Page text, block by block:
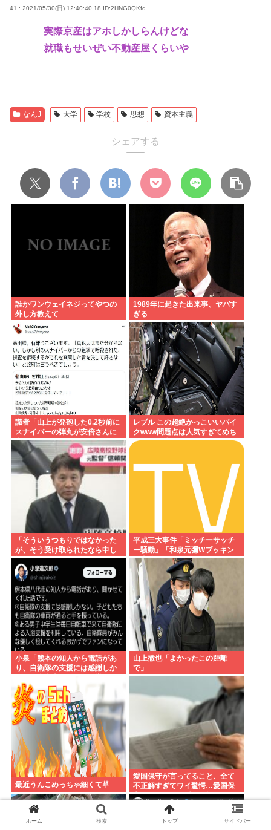
41 : 2021/05/30(日) 12:40:40.18 ID:2HNG0QKfd
実際京産はアホしかしらんけどな
就職もせいぜい不動産屋くらいや
なんJ 大学 学校 思想 資本主義
シェアする
誰かワンウェイネジってやつの
外し方教えて
1989年に起きた出来事、ヤバす
ぎる
識者「山上が発砲した0.2秒前に
スナイパーの弾丸が安倍さんに
当たっていた！」 これ。
レブル この超絶かっこいいバイ
クwww問題点は人気すぎてめち
ゃくちゃ乗ってるやついるwww
「そういうつもりではなかった
が、そう受け取られたなら申し
訳ない」 なにコレ？ジャッ
プ？？？
平成三大事件「ミッチーサッチ
ー騒動」「和泉元彌Wブッキン
グ事件」あとひとつは？
小泉「熊本の知人から電話があ
り、自衛隊の支援には感謝しか
るとのこと 」
山上徹也「よかったこの距離
で」
最近うんこめっちゃ細くて草
愛国保守が言ってること、全て
不正解すぎてワイ驚愕…愛国保
守の正しかった瞬間を教えてく
ホーム 検索 トップ サイドバー